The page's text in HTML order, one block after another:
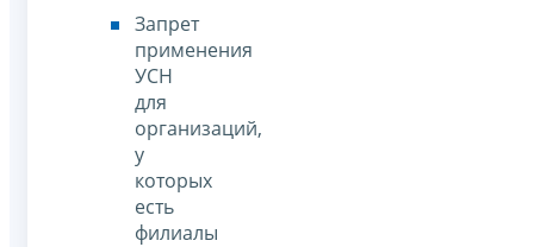
Запрет
применения
УСН
для
организаций,
у
которых
есть
филиалы